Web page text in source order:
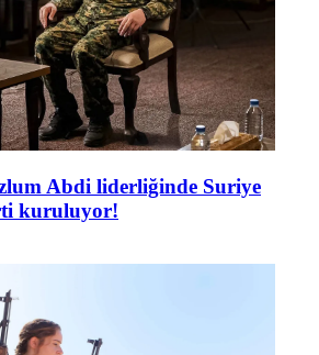
Abdi liderliğinde Suriye
kuruluyor!